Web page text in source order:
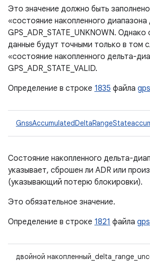
Это значение должно быть
«состояние накопленного диапазона
GPS_ADR_STATE_UNKNOWN.
данные будут точными только в том
«состояние накопленного дельта-
GPS_ADR_STATE_VALID.
Определение в строке 1835 файла
Состояние накопленного дельта-
указывает, сброшен ли ADR или
(указывающий потерю блокировки).
Это обязательное значение.
Определение в строке 1821 файла
двойной